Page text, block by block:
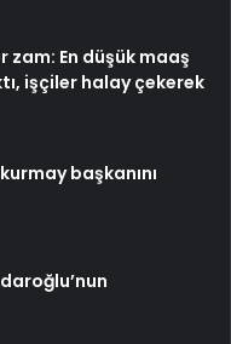
zam: En düşük maaş
işçiler halay çekerek
başkanını